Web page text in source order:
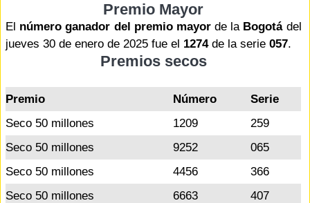
Premio Mayor
El número ganador del premio mayorde la Bogotádel
jueves 30 de enero de 2025 fue el 1274de la serie 057.
Premios secos
Premio Número
Serie
Seco 50 millones
1209
259
Seco 50 millones
9252
065
Seco 50 millones
4456
366
Seco 50 millones
6663
407